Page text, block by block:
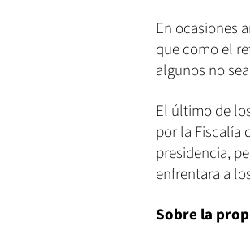
En ocasiones
que como el
algunos no
El último de
por la Fiscalía
presidencia,
enfrentara a
Sobre la